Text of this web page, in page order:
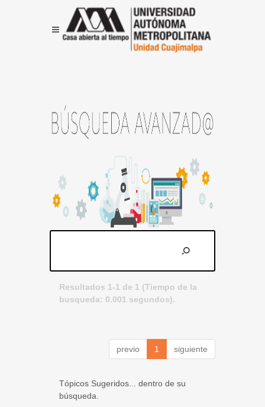
Resultados 1-1 de 1 (Tiempo de la
busqueda: 0.001 segundos).
previo 1 siguiente
Tópicos Sugeridos... dentro de su
búsqueda.